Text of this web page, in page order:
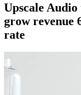
Upscale Audio
grow revenue
rate